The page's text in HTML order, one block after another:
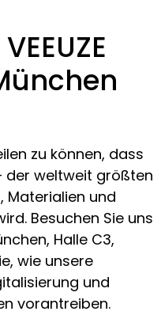
zu können, dass
der weltweit größten
Materialien und
Besuchen Sie uns
Halle C3,
wie unsere
und
vorantreiben.